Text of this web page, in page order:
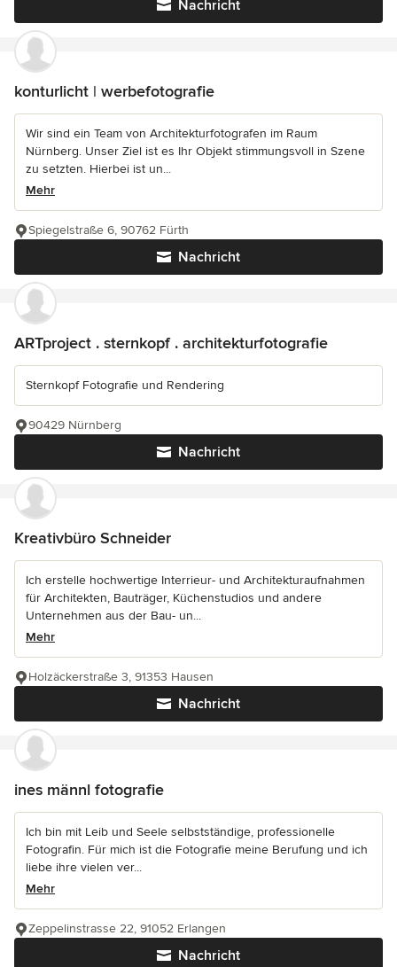
Nachricht
konturlicht | werbefotografie
Wir sind ein Team von Architekturfotografen im Raum
Nürnberg. Unser Ziel ist es Ihr Objekt stimmungsvoll in Szene
zu setzten. Hierbei ist un...
Mehr
Nachricht
Spiegelstraße 6, 90762 Fürth
ARTproject . sternkopf . architekturfotografie
Sternkopf Fotografie und Rendering
Nachricht
90429 Nürnberg
Kreativbüro Schneider
Ich erstelle hochwertige Interrieur- und Architekturaufnahmen
für Architekten, Bauträger, Küchenstudios und andere
Unternehmen aus der Bau- un...
Mehr
Nachricht
Holzäckerstraße 3, 91353 Hausen
ines männl fotografie
Ich bin mit Leib und Seele selbstständige, professionelle
Fotografin. Für mich ist die Fotografie meine Berufung und ich
liebe ihre vielen ver...
Mehr
Nachricht
Zeppelinstrasse 22, 91052 Erlangen